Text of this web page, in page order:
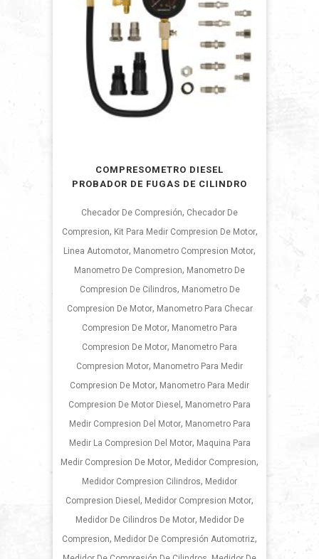
COMPRESOMETRO DIESEL
PROBADOR DE FUGAS DE CILINDRO
Checador De Compresión, Checador De
Compresion, Kit Para Medir Compresion De Motor,
Linea Automotor, Manometro Compresion Motor,
Manometro De Compresion, Manometro De
Compresion De Cilindros, Manometro De
Compresion De Motor, Manometro Para Checar
Compresion De Motor, Manometro Para
Compresion De Motor, Manometro Para
Compresion Motor, Manometro Para Medir
Compresion De Motor, Manometro Para Medir
Compresion De Motor Diesel , Manometro Para
Medir Compresion Del Motor, Manometro Para
Medir La Compresion Del Motor, Maquina Para
Medir Compresion De Motor, Medidor Compresion,
Medidor Compresion Cilindros, Medidor
Compresion Diesel , Medidor Compresion Motor,
Medidor De Cilindros De Motor, Medidor De
Compresion, Medidor De Compresión Automotriz,